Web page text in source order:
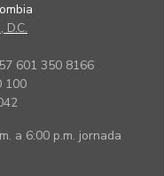
601 350 8166
100
a 6:00 p.m. jornada